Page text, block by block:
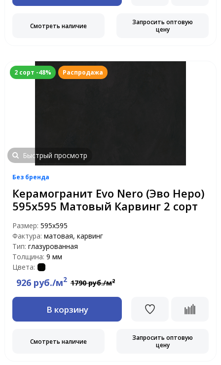
Смотреть наличие
Запросить оптовую
цену
2 сорт -48% Распродажа
Быстрый просмотр
Без бренда
Керамогранит Evo Nero (Эво Неро)
595x595 Матовый Карвинг 2 сорт
Размер: 595x595
Фактура: матовая, карвинг
Тип: глазурованная
Толщина: 9 мм
Цвета:
926 руб./м2 1790 руб./м2
В корзину
Смотреть наличие
Запросить оптовую
цену